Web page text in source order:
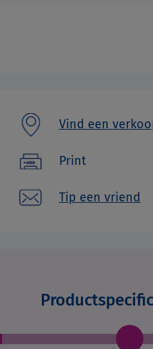
Vind een
Print
Tip een vriend